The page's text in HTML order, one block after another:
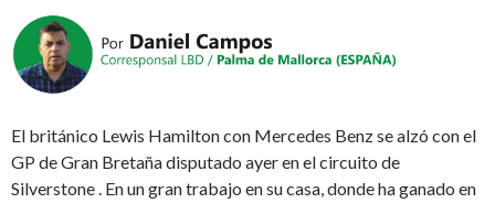
El británico Lewis Hamilton con Mercedes Benz se alzó con el
GP de Gran Bretaña disputado ayer en el circuito de
Silverstone . En un gran trabajo en su casa, donde ha ganado en